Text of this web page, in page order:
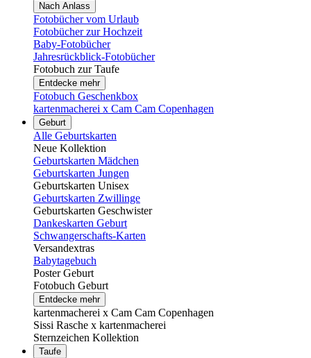
Nach Anlass
Fotobücher vom Urlaub
Fotobücher zur Hochzeit
Baby-Fotobücher
Jahresrückblick-Fotobücher
Fotobuch zur Taufe
Entdecke mehr
Fotobuch Geschenkbox
kartenmacherei x Cam Cam Copenhagen
Geburt
Alle Geburtskarten
Neue Kollektion
Geburtskarten Mädchen
Geburtskarten Jungen
Geburtskarten Unisex
Geburtskarten Zwillinge
Geburtskarten Geschwister
Dankeskarten Geburt
Schwangerschafts-Karten
Versandextras
Babytagebuch
Poster Geburt
Fotobuch Geburt
Entdecke mehr
kartenmacherei x Cam Cam Copenhagen
Sissi Rasche x kartenmacherei
Sternzeichen Kollektion
Taufe